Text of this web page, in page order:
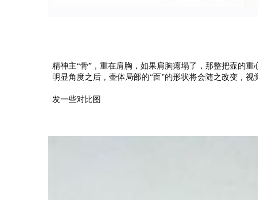
精神主“骨”，重在肩胸，如果肩胸瘪塌了，那整把壶的
明显角度之后，壶体局部的“面”的形状将会随之改变，视
发一些对比图